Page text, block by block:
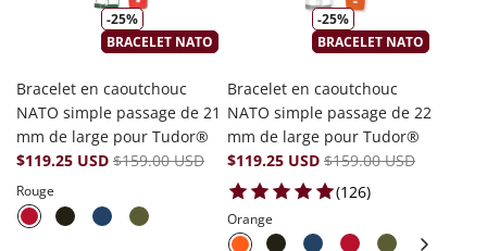
-25%
BRACELET NATO
Bracelet en caoutchouc
NATO simple passage de 21
mm de large pour Tudor®
$119.25 USD $159.00 USD
Rouge
-25%
BRACELET NATO
Bracelet en caoutchouc
NATO simple passage de 22
mm de large pour Tudor®
$119.25 USD $159.00 USD
(126)126 total
Orange